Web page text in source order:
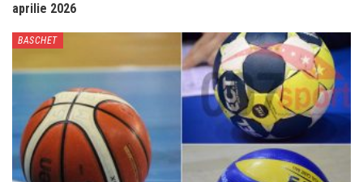
aprilie 2026
BASCHET